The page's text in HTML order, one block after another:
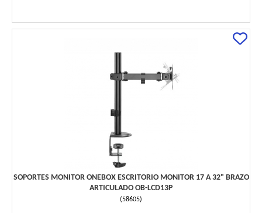
SOPORTES MONITOR ONEBOX ESCRITORIO MONITOR 17 A 32" BRAZO
ARTICULADO OB-LCD13P
(58605)